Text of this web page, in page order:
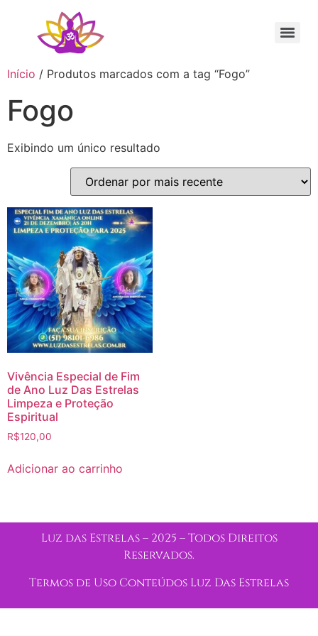
Início / Produtos marcados com a tag “Fogo”
Fogo
Exibindo um único resultado
Vivência Especial de Fim
de Ano Luz Das Estrelas
Limpeza e Proteção
Espiritual
R$120,00
Adicionar ao carrinho
Luz das Estrelas – 2025 – Todos Direitos
Reservados.
Termos de Uso Conteúdos Luz Das Estrelas